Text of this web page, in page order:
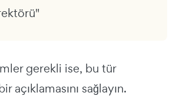
gerekli ise, bu tür
açıklamasını sağlayın.